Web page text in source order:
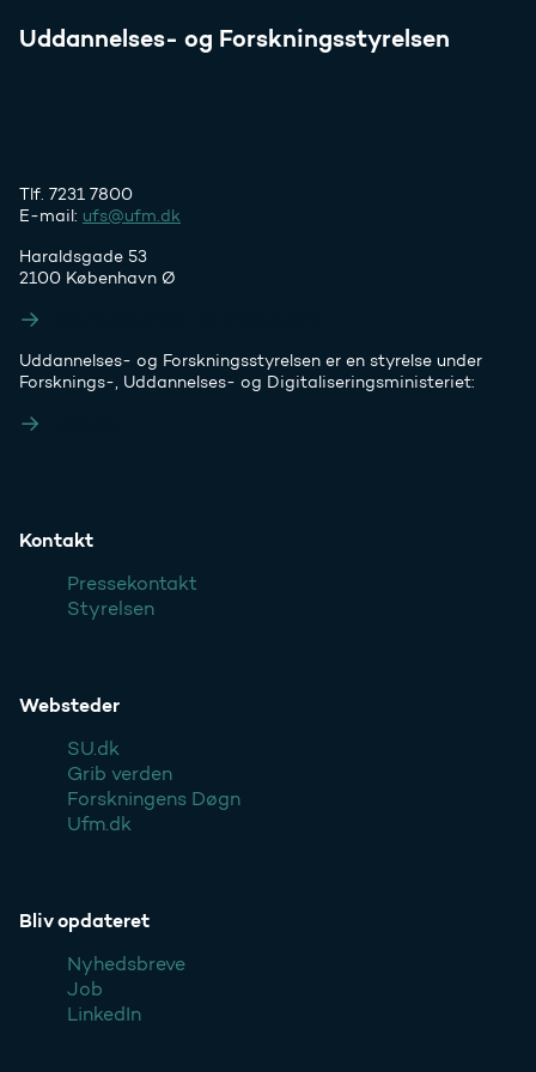
Uddannelses- og Forskningsstyrelsen
Tlf. 7231 7800
E-mail: ufs@ufm.dk
Haraldsgade 53
2100 København Ø
Uddannelses- og Forskningsstyrelsen er en styrelse under
Forsknings-, Uddannelses- og Digitaliseringsministeriet:
Kontakt
Pressekontakt
Styrelsen
Websteder
SU.dk
Grib verden
Forskningens Døgn
Ufm.dk
Bliv opdateret
Nyhedsbreve
Job
LinkedIn